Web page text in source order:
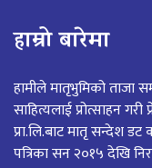
हाम्रो बारेमा
हामीले मातृभुमिको ताजा
साहित्यलाई प्रोत्साहन
प्रा.लि.बाट मातृ सन्देश
पत्रिका सन २०१५ देखि